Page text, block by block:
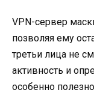
VPN-сервер
позволяя ему
третьи лица не
активность и
особенно